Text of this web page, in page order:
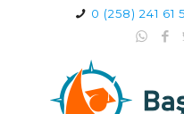
0 (258) 241 61